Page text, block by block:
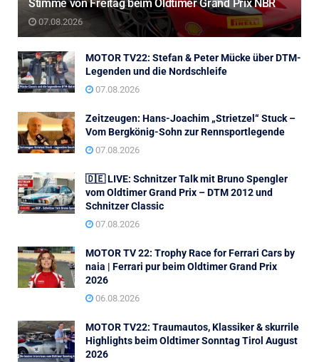
Stimme von Freitag beim Oldtimer Grand Prix NBR
07.08.2026
MOTOR TV22: Stefan & Peter Mücke über DTM-
Legenden und die Nordschleife
07.08.2026
Zeitzeugen: Hans-Joachim „Strietzel“ Stuck –
Vom Bergkönig-Sohn zur Rennsportlegende
07.08.2026
🇩🇪 LIVE: Schnitzer Talk mit Bruno Spengler
vom Oldtimer Grand Prix – DTM 2012 und
Schnitzer Classic
07.08.2026
MOTOR TV 22: Trophy Race for Ferrari Cars by
naia | Ferrari pur beim Oldtimer Grand Prix
2026
06.08.2026
MOTOR TV22: Traumautos, Klassiker & skurrile
Highlights beim Oldtimer Sonntag Tirol August
2026